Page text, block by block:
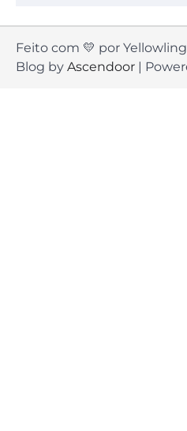
Feito com 💛 por
Blog by Ascendoor |